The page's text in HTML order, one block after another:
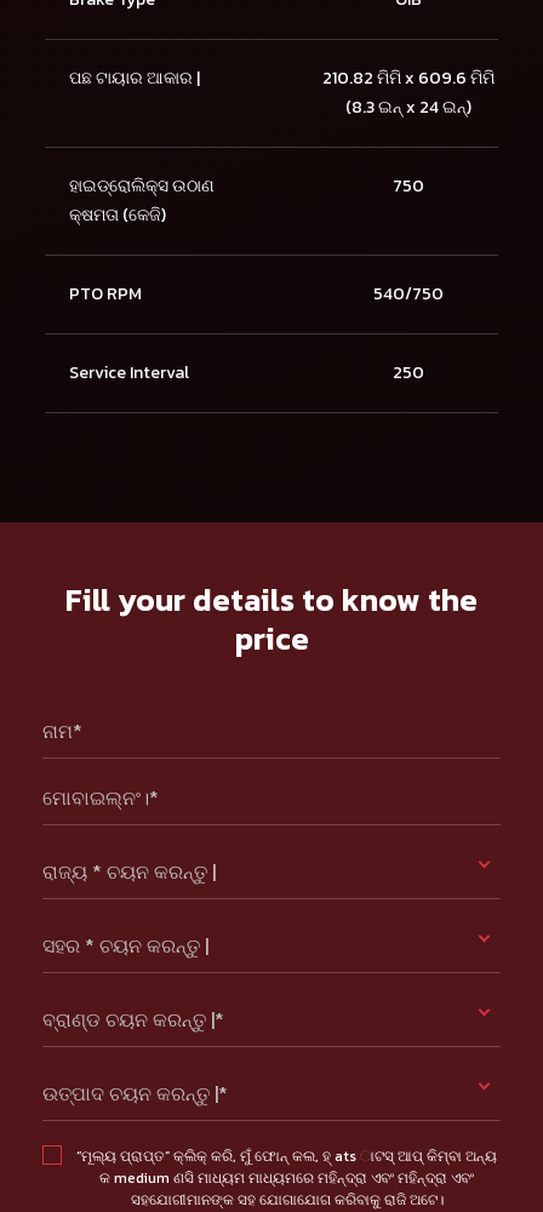
ପଛ ଟାୟାର ଆକାର |
210.82 ମିମି x 609.6 ମିମି
(8.3 ଇନ୍ x 24 ଇନ୍)
ହାଇଡ୍ରୋଲିକ୍ସ ଉଠାଣ
କ୍ଷମତା (କେଜି)
750
PTO RPM 540/750
Service Interval 250
Fill your details to know the
price
ନାମ*
ମୋବାଇଲ୍ନଂ।*
ରାଜ୍ୟ * ଚୟନ କରନ୍ତୁ |
ସହର * ଚୟନ କରନ୍ତୁ |
ବ୍ରାଣ୍ଡ ଚୟନ କରନ୍ତୁ |*
ଉତ୍ପାଦ ଚୟନ କରନ୍ତୁ |*
“ମୂଲ୍ୟ ପ୍ରାପ୍ତ” କ୍ଲିକ୍ କରି, ମୁଁ ଫୋନ୍ କଲ, ହ୍ ats ାଟସ୍ ଆପ୍ କିମ୍ବା ଅନ୍ୟ
କ medium ଣସି ମାଧ୍ୟମ ମାଧ୍ୟମରେ ମହିନ୍ଦ୍ରା ଏବଂ ମହିନ୍ଦ୍ରା ଏବଂ
ସହଯୋଗୀମାନଙ୍କ ସହ ଯୋଗାଯୋଗ କରିବାକୁ ରାଜି ଅଟେ।